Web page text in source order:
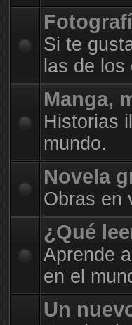
Si te
las de los
Manga,
Historias
mundo.
Novela
Obras en
¿Qué
Aprende
en el
Un